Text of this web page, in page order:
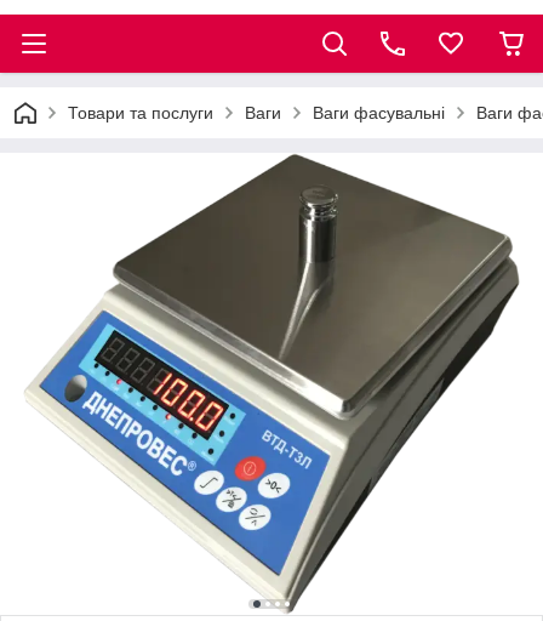
Товари та послуги Ваги Ваги фасувальні Ваги